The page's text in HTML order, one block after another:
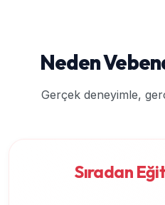
Neden
Gerçek deneyimle,
Sıradan